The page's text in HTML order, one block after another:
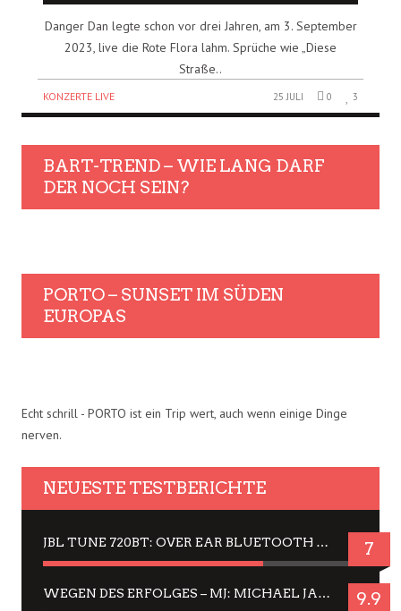
Danger Dan legte schon vor drei Jahren, am 3. September
2023, live die Rote Flora lahm. Sprüche wie „Diese
Straße..
KONZERTE LIVE 25 JULI 0 3
BART-TREND – WIE LANG DARF
DER NOCH SEIN?
PORTO – SUNSET IM SÜDEN
EUROPAS
Echt schrill - PORTO ist ein Trip wert, auch wenn einige Dinge
nerven.
NEUESTE TESTBERICHTE
JBL TUNE 720BT: OVER EAR BLUETOOTH KOPFHÖRER UM DIE 50,-€ IM DAUER-TEST 7
WEGEN DES ERFOLGES – MJ: MICHAEL JACKSON MUSICAL IN EINER MATINEE SEHEN 9.9